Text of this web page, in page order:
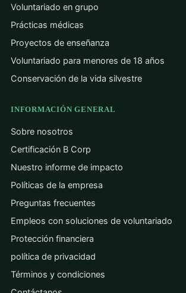
Voluntariado en grupo
Prácticas médicas
Proyectos de enseñanza
Voluntariado para menores de 18 años
Conservación de la vida silvestre
INFORMACIÓN GENERAL
Sobre nosotros
Certificación B Corp
Nuestro informe de impacto
Políticas de la empresa
Preguntas frecuentes
Empleos con soluciones de voluntariado
Protección financiera
política de privacidad
Términos y condiciones